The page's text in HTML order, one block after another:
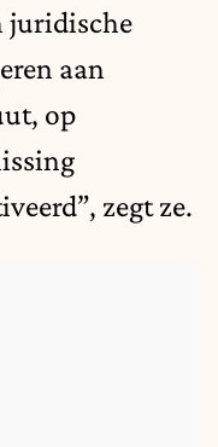
juridische
aan
op
zegt ze.